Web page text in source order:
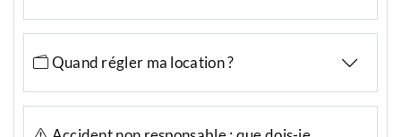
Quand régler ma location ?